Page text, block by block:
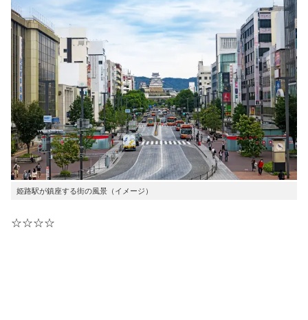
姫路駅が鎮座する街の風景（イメージ）
☆☆☆☆